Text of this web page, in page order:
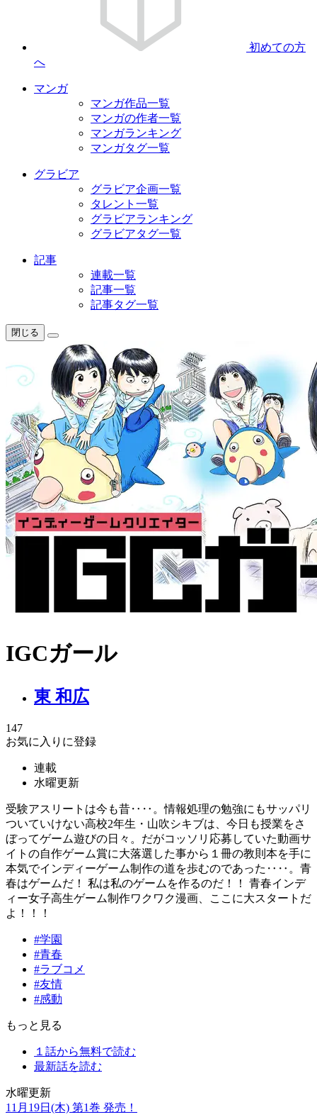
初めての方
へ
マンガ
マンガ作品一覧
マンガの作者一覧
マンガランキング
マンガタグ一覧
グラビア
グラビア企画一覧
タレント一覧
グラビアランキング
グラビアタグ一覧
記事
連載一覧
記事一覧
記事タグ一覧
閉じる
IGCガール
東 和広
147
お気に入りに登録
連載
水曜更新
受験アスリートは今も昔‥‥。情報処理の勉強にもサッパリ
ついていけない高校2年生・山吹シキブは、今日も授業をさ
ぼってゲーム遊びの日々。だがコッソリ応募していた動画サ
イトの自作ゲーム賞に大落選した事から１冊の教則本を手に
本気でインディーゲーム制作の道を歩むのであった‥‥。青
春はゲームだ！ 私は私のゲームを作るのだ！！ 青春インデ
ィー女子高生ゲーム制作ワクワク漫画、ここに大スタートだ
よ！！！
#学園
#青春
#ラブコメ
#友情
#感動
もっと見る
１話から無料で読む
最新話を読む
水曜更新
11月19日(木) 第1巻 発売！